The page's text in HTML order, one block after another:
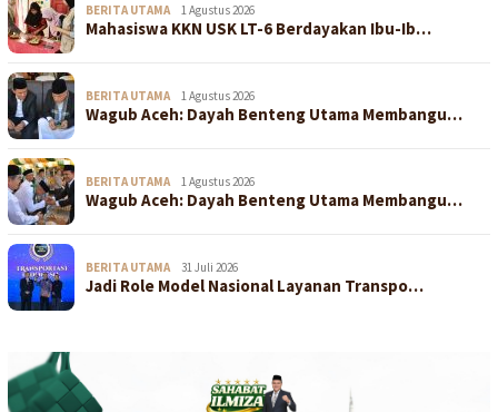
BERITA UTAMA 1 Agustus 2026
Mahasiswa KKN USK LT-6 Berdayakan Ibu-Ib…
BERITA UTAMA 1 Agustus 2026
Wagub Aceh: Dayah Benteng Utama Membangu…
BERITA UTAMA 1 Agustus 2026
Wagub Aceh: Dayah Benteng Utama Membangu…
BERITA UTAMA 31 Juli 2026
Jadi Role Model Nasional Layanan Transpo…